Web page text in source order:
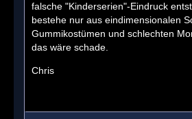
falsche "Kinderserien"-Eindruck
bestehe nur aus eindimensionalen
Gummikostümen und schlechten
das wäre schade.
Chris